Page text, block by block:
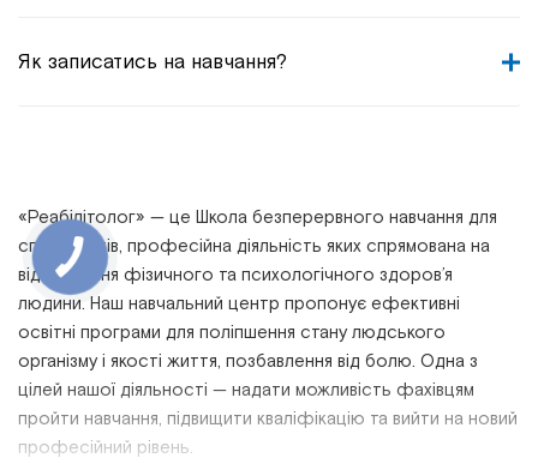
Як записатись на навчання?
«Реабілітолог» — це Школа безперервного навчання для
спеціалістів, професійна діяльність яких спрямована на
відновлення фізичного та психологічного здоров’я
людини. Наш навчальний центр пропонує ефективні
освітні програми для поліпшення стану людського
організму і якості життя, позбавлення від болю. Одна з
цілей нашої діяльності — надати можливість фахівцям
пройти навчання, підвищити кваліфікацію та вийти на новий
професійний рівень.